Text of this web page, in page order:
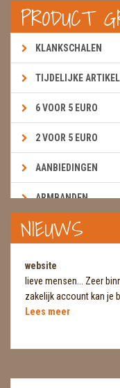
Agaat schijf natuur dun
PRODUCT
KLANKSCHALEN
TIJDELIJKE
6 VOOR 5 EURO
2 VOOR 5 EURO
AANBIEDINGEN
ARMBANDEN
BOEKEN & KAARTEN
BROEKZAKSTENEN
CADEAUBONNEN
DIERTJES
DIVERSE
NIEUWS
website
lieve mensen... Zeer
zakelijk account kan je
Lees meer